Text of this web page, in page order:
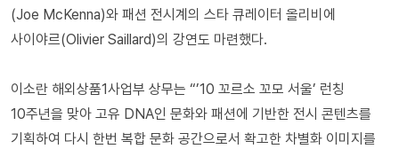
(Joe McKenna)와 패션 전시계의 스타 큐레이터 올리비에
사이야르(Olivier Saillard)의 강연도 마련했다.
이소란 해외상품1사업부 상무는 “’10 꼬르소 꼬모 서울’ 런칭
10주년을 맞아 고유 DNA인 문화와 패션에 기반한 전시 콘텐츠를
기획하여 다시 한번 복합 문화 공간으로서 확고한 차별화 이미지를